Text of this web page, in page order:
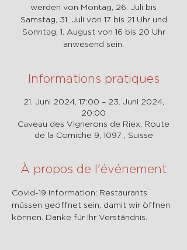
werden von Montag, 26. Juli bis
Samstag, 31. Juli von 17 bis 21 Uhr und
Sonntag, 1. August von 16 bis 20 Uhr
anwesend sein.
Informations pratiques
21. Juni 2024, 17:00 – 23. Juni 2024,
20:00
Caveau des Vignerons de Riex, Route
de la Corniche 9, 1097 , Suisse
À propos de l'événement
Covid-19 Information: Restaurants
müssen geöffnet sein, damit wir öffnen
können. Danke für Ihr Verständnis.